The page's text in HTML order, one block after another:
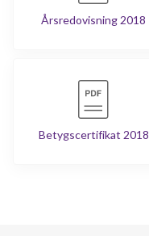
Årsredovisning 2018
Betygscertifikat 2018